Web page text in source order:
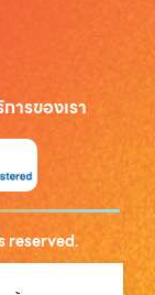
ารของเรา
reserved.